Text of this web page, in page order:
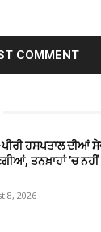
ਪੀਰੀ ਹਸਪਤਾਲ ਦੀਆਂ
ਤਨਖ਼ਾਹਾਂ ’ਚ
8, 2026